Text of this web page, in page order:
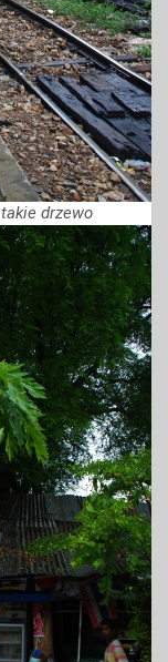
drzewo